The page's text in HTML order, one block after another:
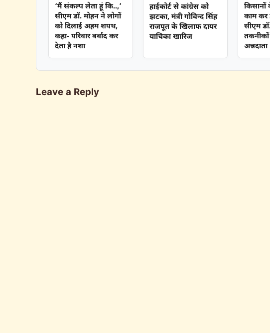
‘मैं संकल्प लेता हूं कि..,’
सीएम डॉ. मोहन ने लोगों
को दिलाई अहम शपथ,
कहा- परिवार बर्बाद कर
देता है नशा
हाईकोर्ट से कांग्रेस को
झटका, मंत्री गोविन्द सिंह
राजपूत के खिलाफ दायर
याचिका खारिज
किसानों
काम कर
सीएम
अन्नदाता
Leave a Reply